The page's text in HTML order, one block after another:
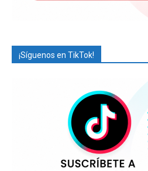
¡Síguenos en TikTok!